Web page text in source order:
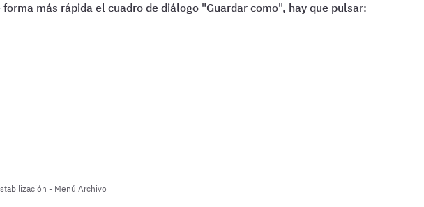
forma más rápida el cuadro de diálogo "Guardar como", hay que pulsar:
- Menú Archivo